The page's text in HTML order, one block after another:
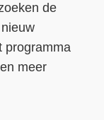
de
programma
meer